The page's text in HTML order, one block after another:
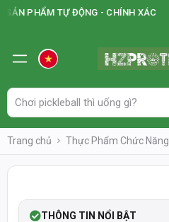
PHẨM TỰ ĐỘNG - CHÍNH XÁC
Trang chủ Thực Phẩm Chức Năng
THÔNG TIN NỔI BẬT